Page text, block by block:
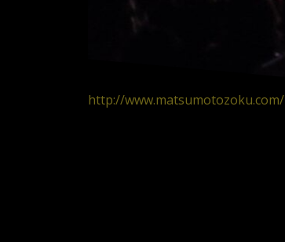
http://www.matsumotozoku.com/